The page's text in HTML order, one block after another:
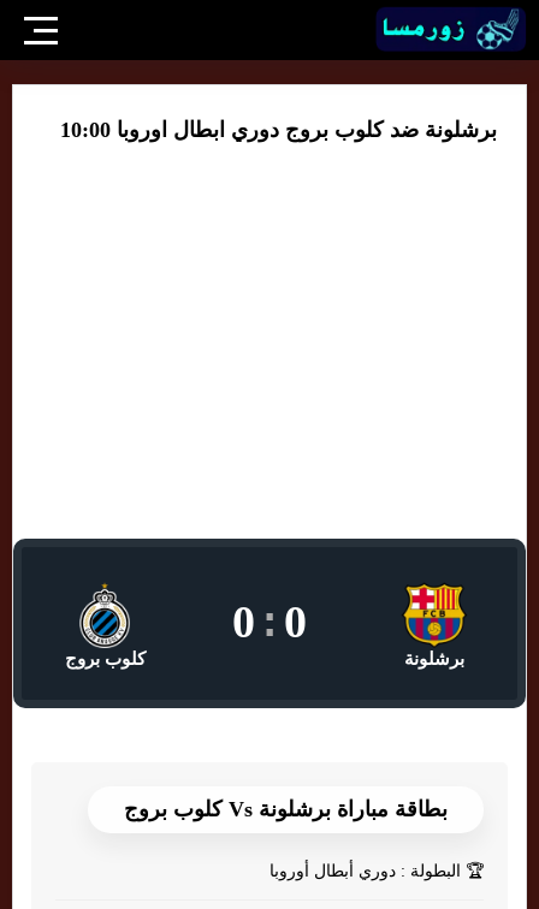
برشلونة ضد كلوب بروج دوري ابطال اوروبا 10:00
برشلونة
0
:
0
كلوب بروج
بطاقة مباراة برشلونة Vs كلوب بروج
🏆 البطولة : دوري أبطال أوروبا